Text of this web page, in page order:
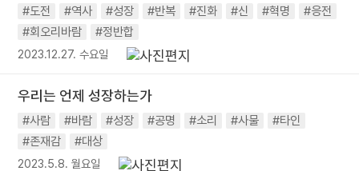
#도전 #역사 #성장 #반복 #진화 #신 #혁명
#응전
#회오리바람
#정반합
2023.12.27. 수요일
우리는 언제 성장하는가
#사람 #바람 #성장 #공명 #소리 #사물
#타인
#존재감
#대상
2023.5.8. 월요일